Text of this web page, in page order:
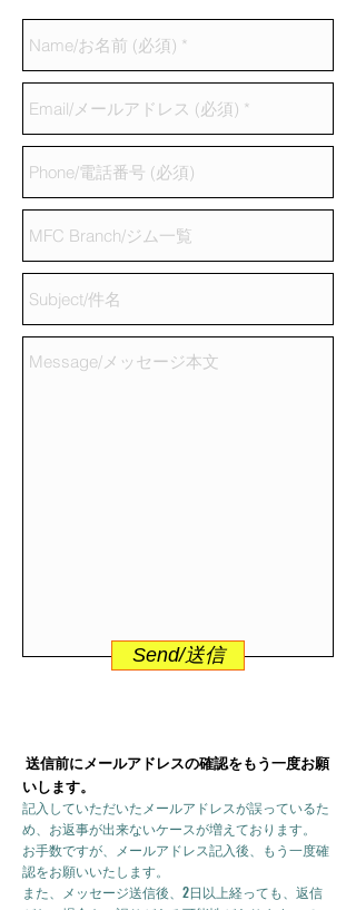
Send/送信
送信前にメールアドレスの確認をもう一度お願
いします。
記入していただいたメールアドレスが誤っているた
め、お返事が出来ないケースが増えております。
お手数ですが、メールアドレス記入後、もう一度確
認をお願いいたします。
また、メッセージ送信後、2日以上経っても、返信